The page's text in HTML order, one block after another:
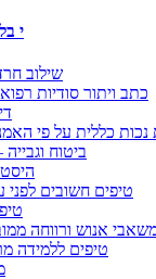
י
שילוב
כתב ויתור סודיות
כללית על פי האמנות
ביטוח וגבייה
7 טיפים חשובים
משאבי אנוש ורווחה
21 טיפים